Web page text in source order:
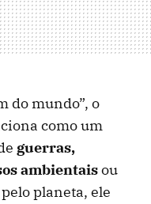
do mundo”, o
como um
guerras,
ambientaisou
pelo planeta, ele